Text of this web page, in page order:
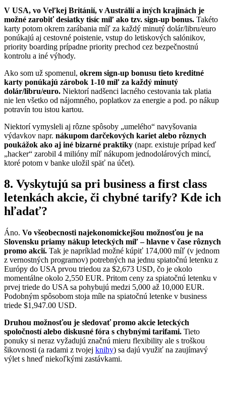
V USA, vo Veľkej Británií, v Austrálií a iných krajinách je
možné zarobiť desiatky tisíc míľ ako tzv. sign-up bonus. Takéto
karty potom okrem zarábania míľ za každý minutý dolár/libru/euro
ponúkajú aj cestovné poistenie, vstup do letiskových salónikov,
priority boarding prípadne priority prechod cez bezpečnostnú
kontrolu a iné výhody.
Ako som už spomenul, okrem sign-up bonusu tieto kreditné
karty ponúkajú zárobok 1-10 míľ za každý minutý
dolár/libru/euro. Niektorí nadšenci lacného cestovania tak platia
nie len všetko od nájomného, poplatkov za energie a pod. po nákup
potravín tou istou kartou.
Niektorí vymysleli aj rôzne spôsoby „umelého“ navyšovania
výdavkov napr. nákupom darčekových kariet alebo rôznych
poukážok ako aj iné bizarné praktiky (napr. existuje prípad keď
„hacker“ zarobil 4 milióny míľ nákupom jednodolárových mincí,
ktoré potom v banke uložil späť na účet).
8. Vyskytujú sa pri business a first class
letenkách akcie, či chybné tarify? Kde ich
hľadať?
Áno. Vo všeobecnosti najekonomickejšou možnosťou je na
Slovensku priamy nákup leteckých míľ – hlavne v čase rôznych
promo akcií. Tak je napríklad možné kúpiť 174,000 míľ (v jednom
z vernostných programov) potrebných na jednu spiatočnú letenku z
Európy do USA prvou triedou za $2,673 USD, čo je okolo
momentálne okolo 2,550 EUR. Pritom ceny za spiatočnú letenku v
prvej triede do USA sa pohybujú medzi 5,000 až 10,000 EUR.
Podobným spôsobom stoja míle na spiatočnú letenke v business
triede $1,947.00 USD.
Druhou možnosťou je sledovať promo akcie leteckých
spoločností alebo diskusné fóra s chybnými tarifami. Tieto
ponuky si neraz vyžadujú značnú mieru flexibility ale s troškou
šikovnosti (a radami z tvojej knihy) sa dajú využiť na zaujímavý
výlet s hneď niekoľkými zastávkami.